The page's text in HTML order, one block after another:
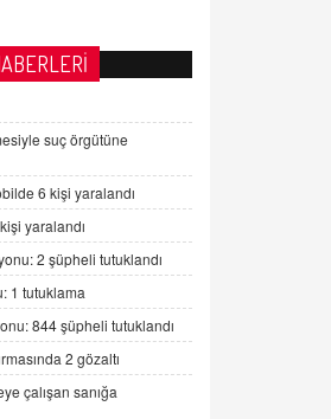
DOĞAN
ve dijital
Hangi Önlemler
suç örgütüne
6 kişi yaralandı
yaralandı
2 şüpheli tutuklandı
1 tutuklama
844 şüpheli tutuklandı
2 gözaltı
çalışan sanığa